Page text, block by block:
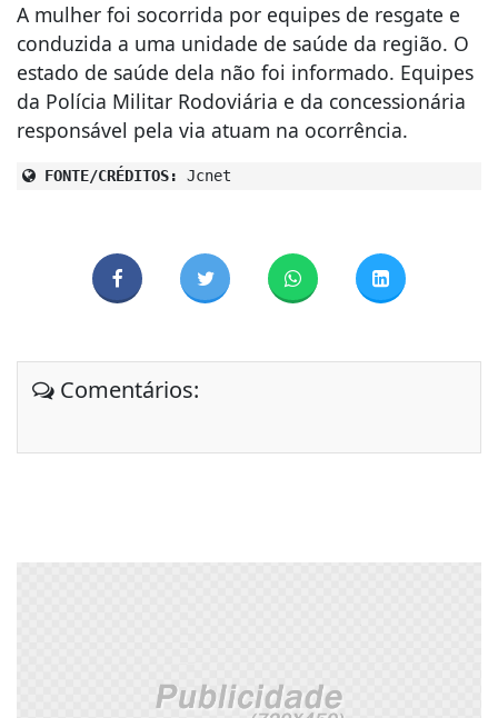
A mulher foi socorrida por equipes de resgate e
conduzida a uma unidade de saúde da região. O
estado de saúde dela não foi informado. Equipes
da Polícia Militar Rodoviária e da concessionária
responsável pela via atuam na ocorrência.
FONTE/CRÉDITOS: Jcnet
Comentários: